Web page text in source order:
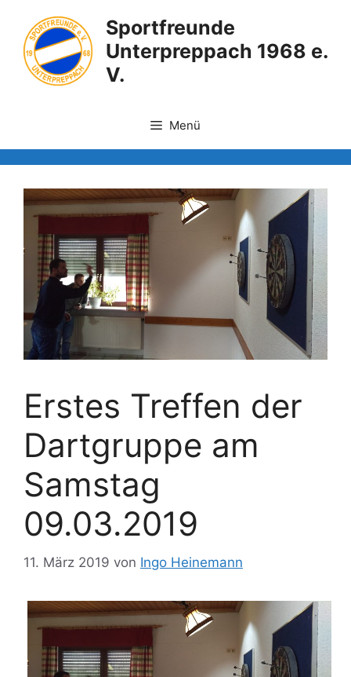
Inhalt
springen
Sportfreunde
Unterpreppach 1968 e.
V.
Menü
Erstes Treffen der
Dartgruppe am
Samstag
09.03.2019
11. März 2019 von Ingo Heinemann